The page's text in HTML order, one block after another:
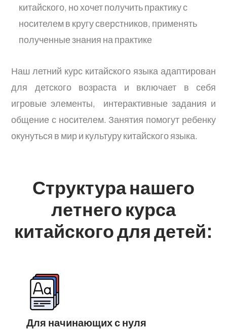
китайского, но хочет получить практику с
носителем в кругу сверстников, применять
полученные знания на практике
Наш летний курс китайского языка адаптирован
для детского возраста и включает в себя
игровые элементы, интерактивные задания и
общение с носителем. Занятия помогут ребенку
окунуться в мир и культуру китайского языка.
Структура нашего
летнего курса
китайского для детей:
Для начинающих с нуля